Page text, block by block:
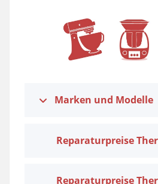
Marken und Modelle
Reparaturpreise
Reparaturpreise